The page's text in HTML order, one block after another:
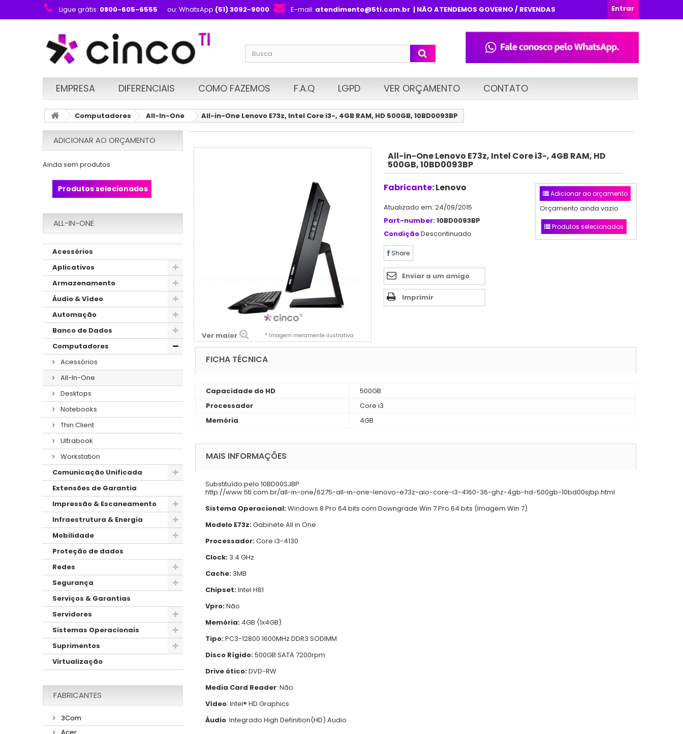
Entrar
Ligue grátis: 0800-605-6555 ou: WhatsApp (51) 3092-9000 E-mail: atendimento@5ti.com.br| NÃO ATENDEMOS GOVERNO / REVENDAS
EMPRESA DIFERENCIAIS COMO FAZEMOS F.A.Q LGPD VER ORÇAMENTO CONTATO
Computadores All-In-One All-in-One Lenovo E73z, Intel Core i3-, 4GB RAM, HD 500GB, 10BD0093BP
ADICIONAR AO ORÇAMENTO
Ainda sem produtos.
Produtos selecionados
ALL-IN-ONE
Acessórios
Aplicativos
Armazenamento
Áudio & Vídeo
Automação
Banco de Dados
Computadores
Acessórios
All-In-One
Desktops
Notebooks
Thin Client
Ultrabook
Workstation
Comunicação Unificada
Extensões de Garantia
Impressão & Escaneamento
Infraestrutura & Energia
Mobilidade
Proteção de dados
Redes
Segurança
Serviços & Garantias
Servidores
Sistemas Operacionais
Suprimentos
Virtualização
FABRICANTES
3Com
Acer
Ver maior * Imagem meramente ilustrativa
All-in-One Lenovo E73z, Intel Core i3-, 4GB RAM, HD
500GB, 10BD0093BP
Fabricante:Lenovo
Atualizado em: 24/09/2015
Part-number:10BD0093BP
CondiçãoDescontinuado
Share
Enviar a um amigo
Imprimir
Adicionar ao orçamento
Orçamento ainda vazio
Produtos selecionados
FICHA TÉCNICA
Capacidade do HD
500GB
Processador
Core i3
Memória
4GB
MAIS INFORMAÇÕES
Substituído pelo 10BD00SJBP
http://www.5ti.com.br/all-in-one/6275-all-in-one-lenovo-e73z-aio-core-i3-4160-36-ghz-4gb-hd-500gb-10bd00sjbp.html
Sistema Operacional:Windows 8 Pro 64 bits com Downgrade Win 7 Pro 64 bits (Imagem Win 7)
Modelo E73z:Gabinete All in One
Processador:Core i3-4130
Clock: 3.4 GHz
Cache: 3MB
Chipset:Intel H81
Vpro:Não
Memória: 4GB (1x4GB)
Tipo:PC3-12800 1600MHz DDR3 SODIMM
Disco Rígido:500GB SATA 7200rpm
Drive ótico:DVD-RW
Media Card Reader: Não
Vídeo: Intel® HD Graphics
Áudio: Integrado High Definition(HD) Audio